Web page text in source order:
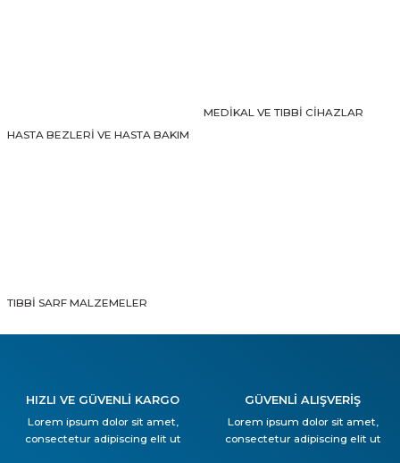
HASTA BEZLERİ VE HASTA BAKIM
MEDİKAL VE TIBBİ CİHAZLAR
TIBBİ SARF MALZEMELER
HIZLI VE GÜVENLİ KARGO
Lorem ipsum dolor sit amet,
consectetur adipiscing elit ut
GÜVENLİ ALIŞVERİŞ
Lorem ipsum dolor sit amet,
consectetur adipiscing elit ut